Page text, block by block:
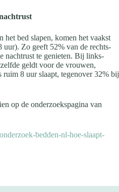
het bed slapen, komen het vaakst
uur). Zo geeft 52% van de rechts-
nachtrust te genieten. Bij links-
geldt voor de vrouwen,
8 uur slaapt, tegenover 32% bij
op de onderzoekspagina van
bedden-nl-hoe-slaapt-